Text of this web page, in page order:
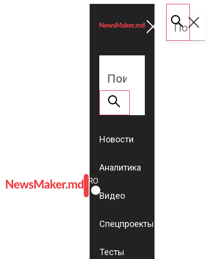
ROMÂNĂ
RU
Новости
Аналитика
Видео
Спецпроекты
Тесты